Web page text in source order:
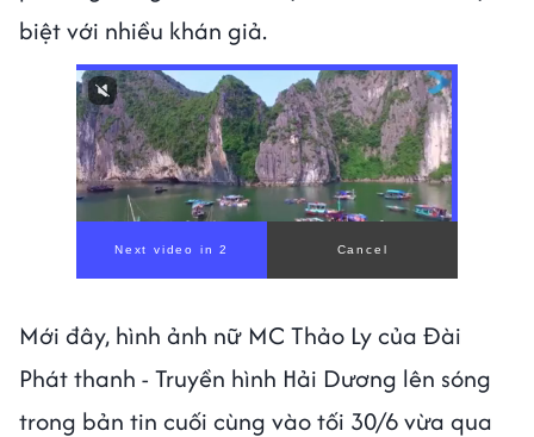
biệt với nhiều khán giả.
00:00/ 00:59
Mới đây, hình ảnh nữ MC Thảo Ly của Đài
Phát thanh - Truyền hình Hải Dương lên sóng
trong bản tin cuối cùng vào tối 30/6 vừa qua